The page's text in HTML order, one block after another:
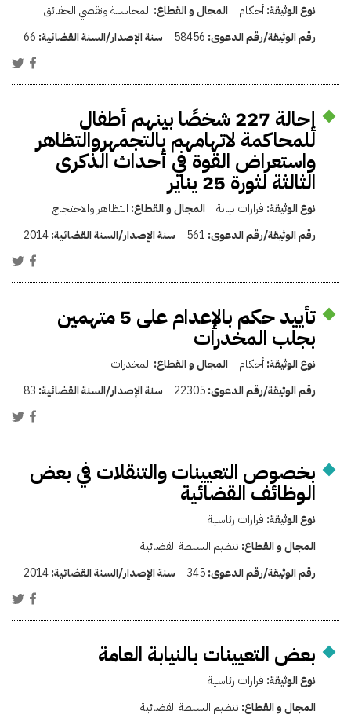
نوع الوثيقة:أحكام المجال و القطاع: المحاسبة وتقصي الحقائق
رقم الوثيقة/رقم الدعوى: 58456 سنة الإصدار/السنة القضائية: 66
إحالة 227 شخصًا بينهم أطفال
للمحاكمة لاتهامهم بالتجمهروالتظاهر
واستعراض القوة في أحداث الذكرى
الثالثة لثورة 25 يناير
نوع الوثيقة: قرارات نيابة المجال و القطاع: التظاهر والاحتجاج
رقم الوثيقة/رقم الدعوى: 561 سنة الإصدار/السنة القضائية:2014
تأييد حكم بالإعدام على 5 متهمين
بجلب المخدرات
نوع الوثيقة:أحكام المجال و القطاع: المخدرات
رقم الوثيقة/رقم الدعوى:22305 سنة الإصدار/السنة القضائية: 83
بخصوص التعيينات والتنقلات في بعض
الوظائف القضائية
نوع الوثيقة: قرارات رئاسية
المجال و القطاع: تنظيم السلطة القضائية
رقم الوثيقة/رقم الدعوى:345 سنة الإصدار/السنة القضائية:2014
بعض التعيينات بالنيابة العامة
نوع الوثيقة: قرارات رئاسية
المجال و القطاع: تنظيم السلطة القضائية